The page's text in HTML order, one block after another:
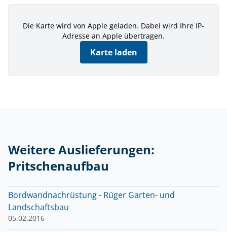
Die Karte wird von Apple geladen. Dabei wird Ihre IP-
Adresse an Apple übertragen.
Karte laden
Weitere Auslieferungen:
Pritschenaufbau
Bordwandnachrüstung - Rüger Garten- und
Landschaftsbau
05.02.2016